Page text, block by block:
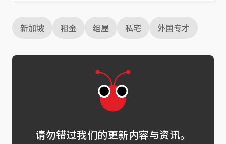
新加坡 租金 组屋 私宅 外国专才
请勿错过我们的更新内容与资讯。